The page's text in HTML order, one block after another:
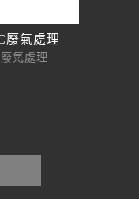
廢氣處理
氣處理